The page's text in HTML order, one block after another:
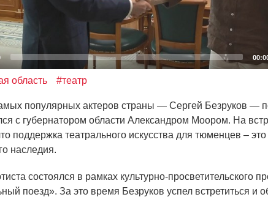
область #театр
популярных актеров страны — Сергей Безруков —
с губернатором области Александром Моором. На
поддержка театрального искусства для тюменцев –
наследия.
состоялся в рамках культурно-просветительского
поезд». За это время Безруков успел встретиться и